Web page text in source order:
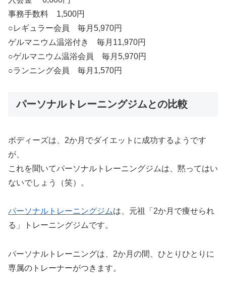
事務手数料 1,500円
○レギュラー会員 毎月5,970円
ゲルマニウム温浴付き 毎月11,970円
○ゲルマニウム温浴会員 毎月5,970円
○ランニング会員 毎月1,570円
パーソナルトレーニングジムとの比較
ボディーズは、2か月でダイエットに成功するようです
が、
これを聞いてパーソナルトレーニングジムは、黙ってはい
ないでしょう（笑）。
パーソナルトレーニングジムは、元祖「2か月で痩せられ
る」トレーニングジムです。
パーソナルトレーニングは、2か月の間、ひとりひとりに
専属のトレーナーがつきます。